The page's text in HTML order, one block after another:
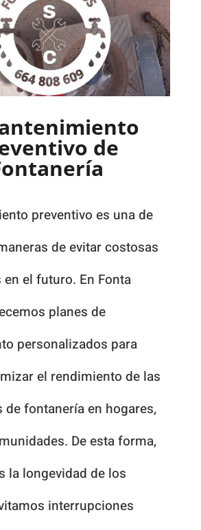
de
preventivo es una de
de evitar costosas
el futuro. En Fonta
planes de
personalizados para
el rendimiento de las
de fontanería en hogares,
De esta forma,
la longevidad de los
interrupciones